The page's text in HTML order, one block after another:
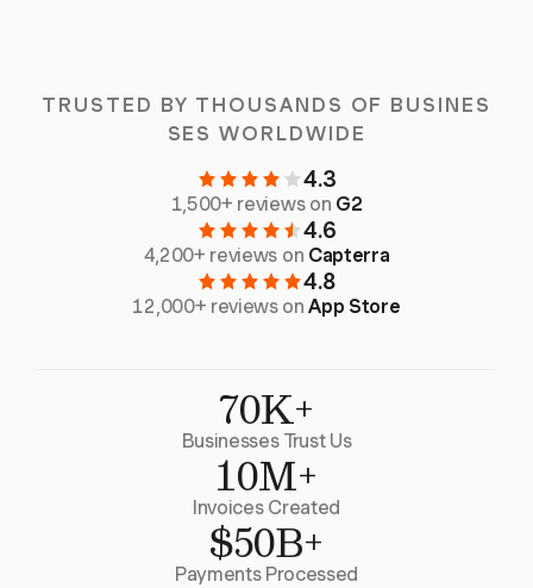
TRUSTED BY THOUSANDS OF BUSINES
SES WORLDWIDE
4.3
1,500+ reviews on G2
4.6
4,200+ reviews on Capterra
4.8
12,000+ reviews onApp Store
70K+
Businesses Trust Us
10M+
Invoices Created
$50B+
Payments Processed